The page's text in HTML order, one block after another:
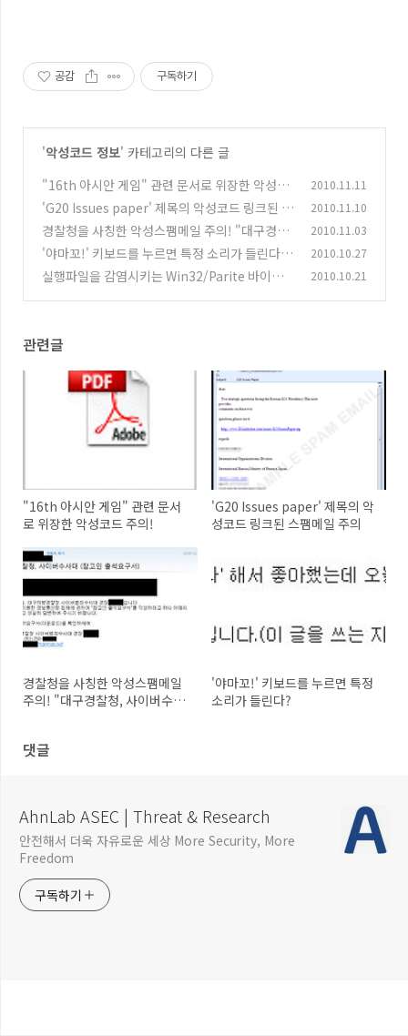
공감 구독하기
'악성코드 정보' 카테고리의 다른 글
"16th 아시안 게임" 관련 문서로 위장한 악성코
드 주의!
(3)
2010.11.11
'G20 Issues paper' 제목의 악성코드 링크된 스
팸메일 주의 (1)
2010.11.10
경찰청을 사칭한 악성스팸메일 주의! "대구경찰
청, 사이버수사대 (참고인 출석요구서)" (1)
2010.11.03
'야마꼬!' 키보드를 누르면 특정 소리가 들린다?
(10)
2010.10.27
실행파일을 감염시키는 Win32/Parite 바이러
2010.10.21
관련글
"16th 아시안 게임" 관련 문서
로 위장한 악성코드 주의!
'G20 Issues paper' 제목의 악
성코드 링크된 스팸메일 주의
경찰청을 사칭한 악성스팸메일
주의! "대구경찰청, 사이버수사
'야마꼬!' 키보드를 누르면 특정
소리가 들린다?
댓글
AhnLab ASEC | Threat & Research
안전해서 더욱 자유로운 세상 More Security, More
Freedom
구독하기